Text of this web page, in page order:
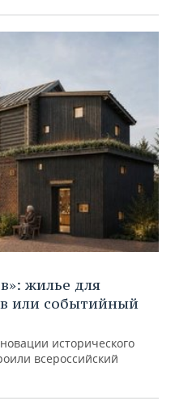
жилье для
или событийный
исторического
всероссийский